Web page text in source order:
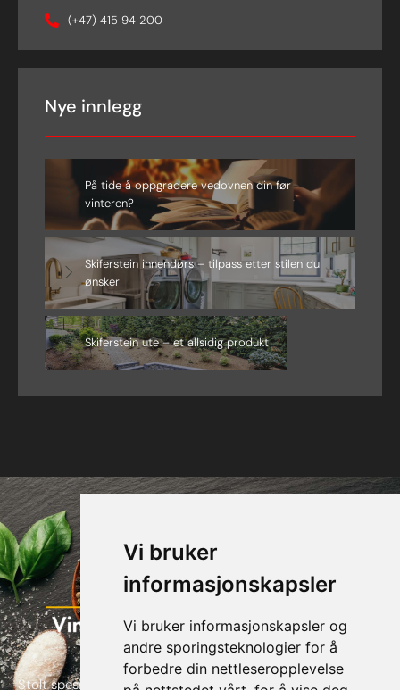
Vi bruker
informasjonskapsler
Vi bruker informasjonskapsler og
andre sporingsteknologier for å
forbedre din nettleseropplevelse
(+47) 415 94 200
Nye innlegg
På tide å oppgradere vedovnen din før
vinteren?
Skiferstein innendørs – tilpass etter stilen du
ønsker
Skiferstein ute – et allsidig produkt
Stolt spesialforretning av alt innen flis, skifer, naturstein,